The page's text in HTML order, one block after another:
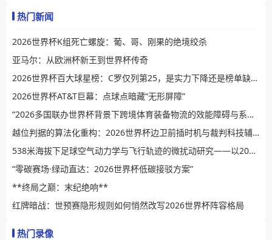
热门新闻
2026世界杯K组死亡螺旋：葡、哥、刚果的绝境绞杀
亚马尔：从欧洲杯新王到世界杯传奇
2026世界杯百大球星榜：C罗仅列第25，是实力下降还是榜单缺乏公信力？
2026世界杯AT&T巨幕：点球点暗藏“无形屏障”
“2026多国联办世界杯背景下跨境体育装备物流的效能障碍与系统性提升路径”
越位判据的算法化重构：2026世界杯边卫前插时机与裁判科技辅助决策的演进逻辑
538米海拔下足球空气动力学与飞行轨迹的微扰动研究——以2026世界杯BBVA球场为例
“零碳赛场·绿动直达：2026世界杯低碳接驳方案”
**终局之巅：末纪绝响**
红牌暗战：世预赛隐形规则如何悄然改写2026世界杯阵容格局
热门录像